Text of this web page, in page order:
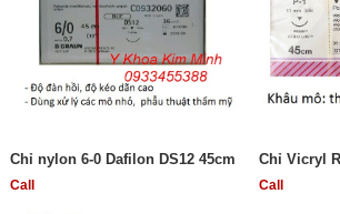
Chỉ nylon 6-0 Dafilon DS12 45cm
Call
Chỉ Vicryl
Call